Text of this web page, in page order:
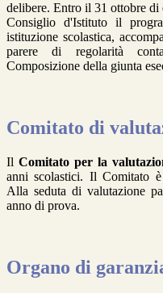
delibere. Entro il 31 ottobre
Consiglio d'Istituto il
istituzione scolastica,
parere di regolarità
Composizione della giunta
Comitato di
Il Comitato per la
anni scolastici. Il Comitato
Alla seduta di valutazione
anno di prova.
Organo di